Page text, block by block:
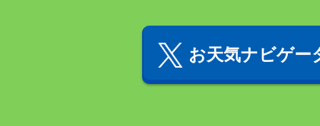
お天気ナビゲー